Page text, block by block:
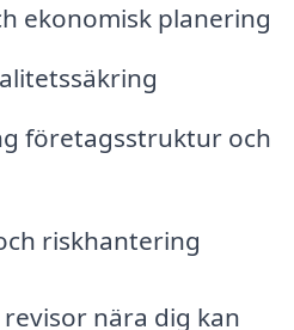
ekonomisk planering
företagsstruktur och
riskhantering
nära dig kan